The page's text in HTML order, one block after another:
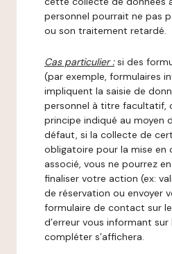
personnel pourrait ne pas
ou son traitement retardé.
Cas particulier : si des
(par exemple, formulaires
impliquent la saisie de
personnel à titre facultatif,
principe indiqué au moyen
défaut, si la collecte de
obligatoire pour la mise
associé, vous ne pourrez
finaliser votre action (ex:
de réservation ou envoyer
formulaire de contact sur
d’erreur vous informant sur
compléter s’affichera.